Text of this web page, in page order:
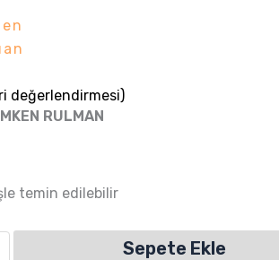
değerlendirmesi)
RULMAN
temin edilebilir
Sepete Ekle